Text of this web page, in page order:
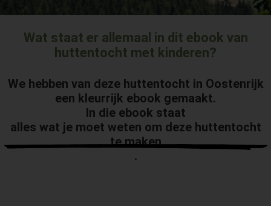
Wat staat er allemaal in dit ebook van
huttentocht met kinderen?
We hebben van deze huttentocht in Oostenrijk
een kleurrijk ebook gemaakt.
In die ebook staat
alles wat je moet weten om deze huttentocht
te maken
.